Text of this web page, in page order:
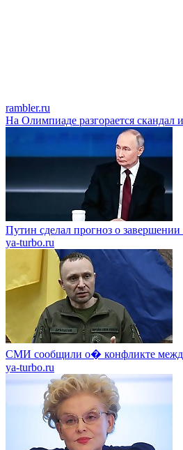
rambler.ru
На Олимпиаде разгорается скандал
Путин сделал прогноз о
ya-turbo.ru
СМИ сообщили о� конфликте
ya-turbo.ru